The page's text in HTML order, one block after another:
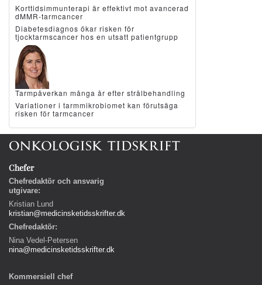
Korttidsimmunterapi är effektivt mot avancerad
dMMR-tarmcancer
Diabetesdiagnos ökar risken för
tjocktarmscancer hos en utsatt patientgrupp
Tarmpåverkan många år efter strålbehandling
Variationer i tarmmikrobiomet kan förutsäga
risken för tarmcancer
Chefer
Chefredaktör och ansvarig
utgivare:
Kristian Lund
kristian@medicinsketidsskrifter.dk
Chefredaktör:
Nina Vedel-Petersen
nina@medicinsketidsskrifter.dk
Kommersiell chef